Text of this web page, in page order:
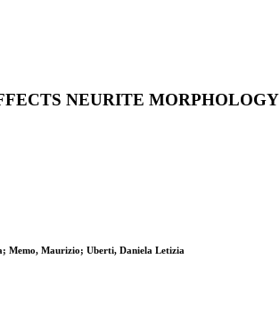
NEURITE MORPHOLOGY
Memo, Maurizio; Uberti, Daniela Letizia